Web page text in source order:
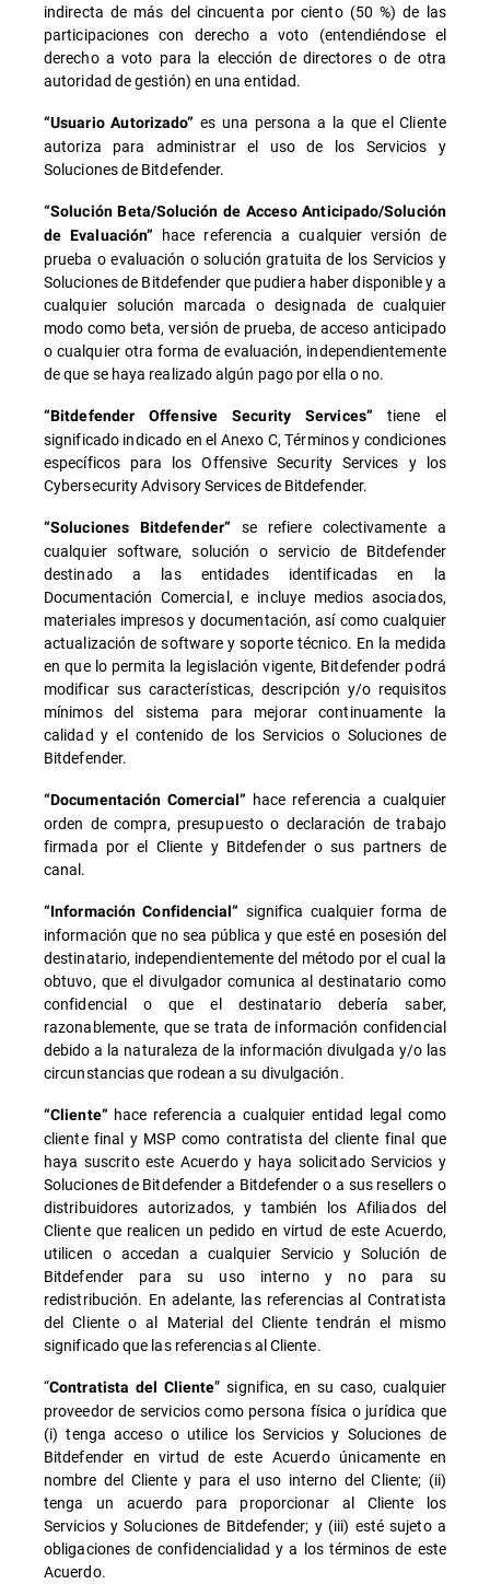
indirecta de más del cincuenta por ciento (50 %) de las
participaciones con derecho a voto (entendiéndose el
derecho a voto para la elección de directores o de otra
autoridad de gestión) en una entidad.
“Usuario Autorizado” es una persona a la que el Cliente
autoriza para administrar el uso de los Servicios y
Soluciones de Bitdefender.
“Solución Beta/Solución de Acceso Anticipado/Solución
de Evaluación”
hace referencia a cualquier versión de
prueba o evaluación o solución gratuita de los Servicios y
Soluciones de Bitdefender que pudiera haber disponible y a
cualquier solución marcada o designada de cualquier
modo como beta, versión de prueba, de acceso anticipado
o cualquier otra forma de evaluación, independientemente
de que se haya realizado algún pago por ella o no.
“Bitdefender Offensive Security Services”
tiene el
significado indicado en el Anexo C, Términos y condiciones
específicos para los Offensive Security Services y los
Cybersecurity Advisory Services de Bitdefender.
“Soluciones Bitdefender”
se refiere colectivamente a
cualquier software, solución o servicio de Bitdefender
destinado a las entidades identificadas en la
Documentación Comercial, e incluye medios asociados,
materiales impresos y documentación, así como cualquier
actualización de software y soporte técnico. En la medida
en que lo permita la legislación vigente, Bitdefender podrá
modificar sus características, descripción y/o requisitos
mínimos del sistema para mejorar continuamente la
calidad y el contenido de los Servicios o Soluciones de
Bitdefender.
“Documentación Comercial” hace referencia a cualquier
orden de compra, presupuesto o declaración de trabajo
firmada por el Cliente y Bitdefender o sus partners de
canal.
“Información Confidencial” significa cualquier forma de
información que no sea pública y que esté en posesión del
destinatario, independientemente del método por el cual la
obtuvo, que el divulgador comunica al destinatario como
confidencial o que el destinatario debería saber,
razonablemente, que se trata de información confidencial
debido a la naturaleza de la información divulgada y/o las
circunstancias que rodean a su divulgación.
“Cliente” hace referencia a cualquier entidad legal como
cliente final y MSP como contratista del cliente final que
haya suscrito este Acuerdo y haya solicitado Servicios y
Soluciones de Bitdefender a Bitdefender o a sus resellers o
distribuidores autorizados, y también los Afiliados del
Cliente que realicen un pedido en virtud de este Acuerdo,
utilicen o accedan a cualquier Servicio y Solución de
Bitdefender para su uso interno y no para su
redistribución. En adelante, las referencias al Contratista
del Cliente o al Material del Cliente tendrán el mismo
significado que las referencias al Cliente.
“Contratista del Cliente” significa, en su caso, cualquier
proveedor de servicios como persona física o jurídica que
(i) tenga acceso o utilice los Servicios y Soluciones de
Bitdefender en virtud de este Acuerdo únicamente en
nombre del Cliente y para el uso interno del Cliente; (ii)
tenga un acuerdo para proporcionar al Cliente los
Servicios y Soluciones de Bitdefender; y (iii) esté sujeto a
obligaciones de confidencialidad y a los términos de este
Acuerdo.